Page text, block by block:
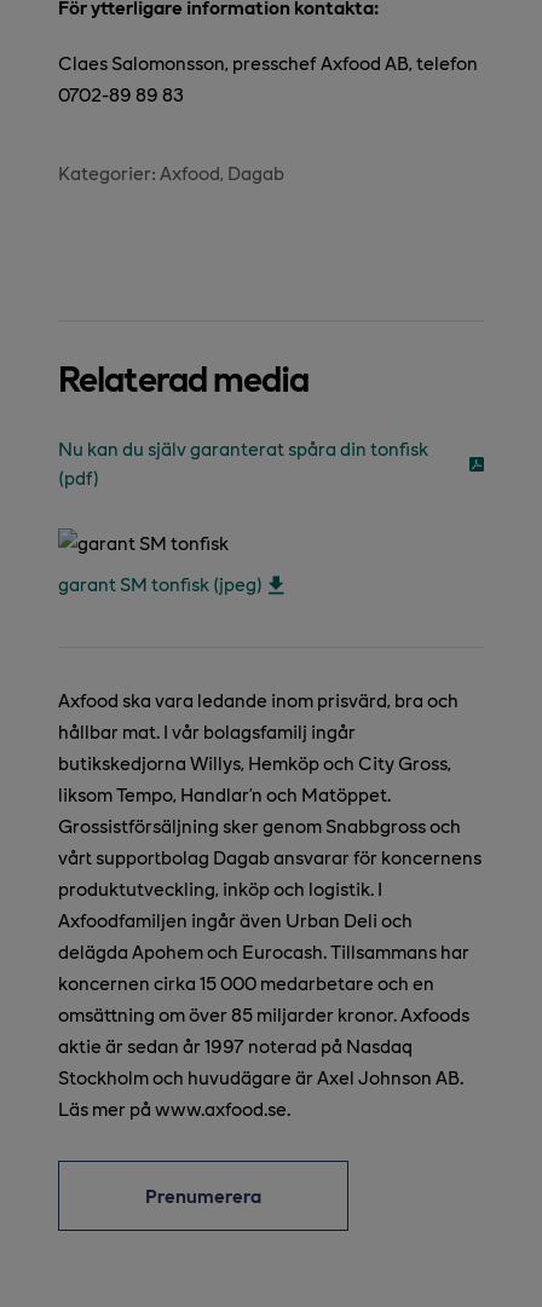
För ytterligare information kontakta:
Claes Salomonsson, presschef Axfood AB, telefon
0702-89 89 83
Kategorier: Axfood Dagab
Relaterad media
Nu kan du själv garanterat spåra din tonfisk
(pdf)
garant SM tonfisk (jpeg)
Axfood ska vara ledande inom prisvärd, bra och
hållbar mat. I vår bolagsfamilj ingår
butikskedjorna Willys, Hemköp och City Gross,
liksom Tempo, Handlar’n och Matöppet.
Grossistförsäljning sker genom Snabbgross och
vårt supportbolag Dagab ansvarar för koncernens
produktutveckling, inköp och logistik. I
Axfoodfamiljen ingår även Urban Deli och
delägda Apohem och Eurocash. Tillsammans har
koncernen cirka 15 000 medarbetare och en
omsättning om över 85 miljarder kronor. Axfoods
aktie är sedan år 1997 noterad på Nasdaq
Stockholm och huvudägare är Axel Johnson AB.
Läs mer på www.axfood.se.
Prenumerera